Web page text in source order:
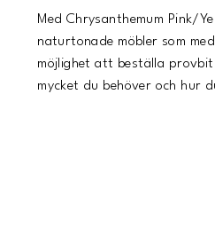
Med Chrysanthemum Pink/
naturtonade möbler som
möjlighet att beställa
mycket du behöver och hur